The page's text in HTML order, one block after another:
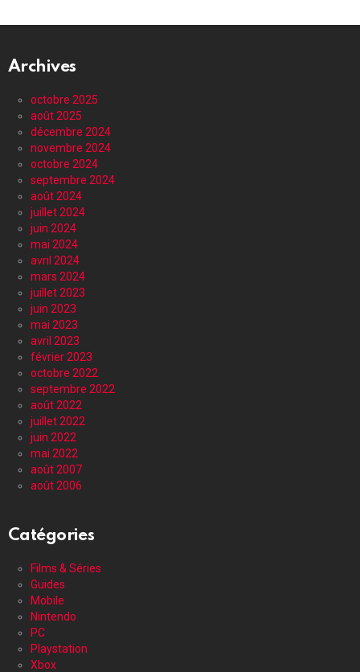
Archives
octobre 2025
août 2025
décembre 2024
novembre 2024
octobre 2024
septembre 2024
août 2024
juillet 2024
juin 2024
mai 2024
avril 2024
mars 2024
juillet 2023
juin 2023
mai 2023
avril 2023
février 2023
octobre 2022
septembre 2022
août 2022
juillet 2022
juin 2022
mai 2022
août 2007
août 2006
Catégories
Films & Séries
Guides
Mobile
Nintendo
PC
Playstation
Xbox